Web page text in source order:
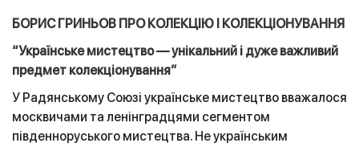
БОРИС ГРИНЬОВ ПРО КОЛЕКЦІЮ І КОЛЕКЦІОНУВАННЯ
“Українське мистецтво — унікальний і дуже важливий
предмет колекціонування”
У Радянському Союзі українське мистецтво вважалося
москвичами та ленінградцями сегментом
південноруського мистецтва. Не українським